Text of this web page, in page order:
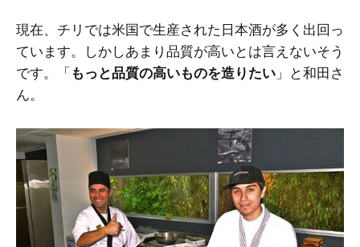
現在、チリでは米国で生産された日本酒が多く出回っ
ています。しかしあまり品質が高いとは言えないそう
です。「もっと品質の高いものを造りたい 」と和田さ
ん。